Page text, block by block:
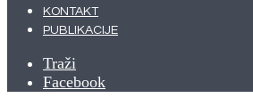
KONTAKT
PUBLIKACIJE
Traži
Facebook